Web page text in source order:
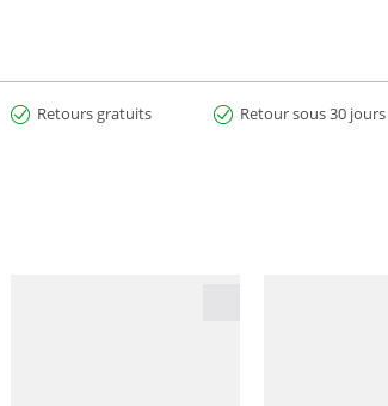
Retours gratuits Retour sous 30 jours